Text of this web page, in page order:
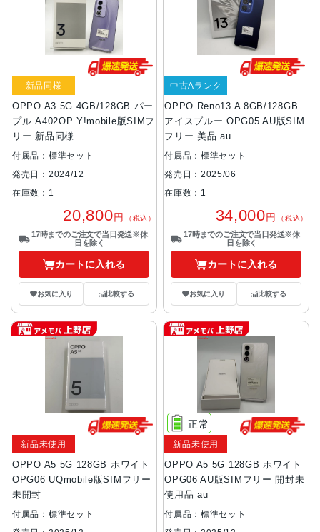
OPPO A3 5G 4GB/128GB パー
プル A402OP Y!mobile版SIMフ
リー 新品同様
新品同様
付属品：標準セット
発売日：2024/12
在庫数：1
20,800円 （税込）
17時までのご注文で当日発送※休
日を除く
カートに入れる
お気に入り 比較する
OPPO Reno13 A 8GB/128GB
アイスブルー OPG05 AU版SIM
フリー 美品 au
中古Aランク
付属品：標準セット
発売日：2025/06
在庫数：1
34,000円 （税込）
17時までのご注文で当日発送※休
日を除く
カートに入れる
お気に入り 比較する
OPPO A5 5G 128GB ホワイト
OPG06 UQmobile版SIMフリー
未開封
新品未使用
付属品：標準セット
OPPO A5 5G 128GB ホワイト
OPG06 AU版SIMフリー 開封未
使用品 au
正常
新品未使用
付属品：標準セット